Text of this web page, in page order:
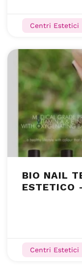
Centri Estetici
BIO NAIL
ESTETICO
Centri Estetici